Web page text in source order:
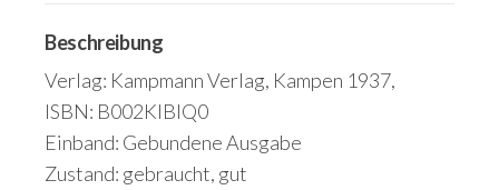
Beschreibung
Verlag: Kampmann Verlag, Kampen 1937,
ISBN: B002KIBIQ0
Einband: Gebundene Ausgabe
Zustand: gebraucht, gut